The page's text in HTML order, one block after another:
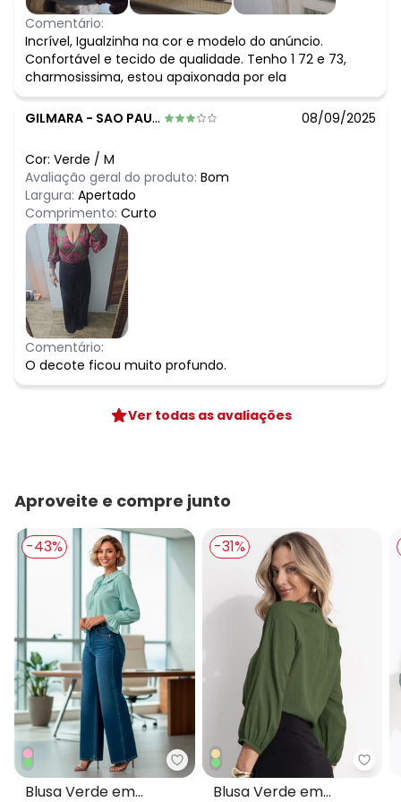
Perguntas frequentes:
- P: As mangas também possuem forro?
- R: Não, as mangas são em tule com transparência para
garantir um visual mais leve e sofisticado.
- P: O decote é muito aberto?
- R: O modelo transpassado é desenhado para se manter
firme ao corpo, mas caso prefira mais segurança, ele
baixo.
Tags:
body floral, body de tule, blusa transpassada, moda
feminina casual, roupa que não amassa, body manga
longa, look trabalho moderno, body com forro
Comentário:
Incrível, Igualzinha na cor e modelo do anúncio.
Confortável e tecido de qualidade. Tenho 1 72 e 73,
charmosissima, estou apaixonada por ela
GILMARA - SAO PAULO - SP 08/09/2025
Cor: Verde / M
Avaliação geral do produto: Bom
Largura: Apertado
Comprimento: Curto
Comentário:
O decote ficou muito profundo.
Ver todas as avaliações
Aproveite e compre junto
-43%
Quintess - Blusa Verde em
Blusa Verde em
-31%
Blusa Verde em